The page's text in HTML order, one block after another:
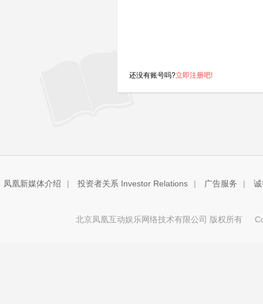
还没有账号吗?立即注册吧!
凤凰新媒体介绍 | 投资者关系 Investor Relations | 广告服务 |
北京凤凰互动娱乐网络技术有限公司 版权所有